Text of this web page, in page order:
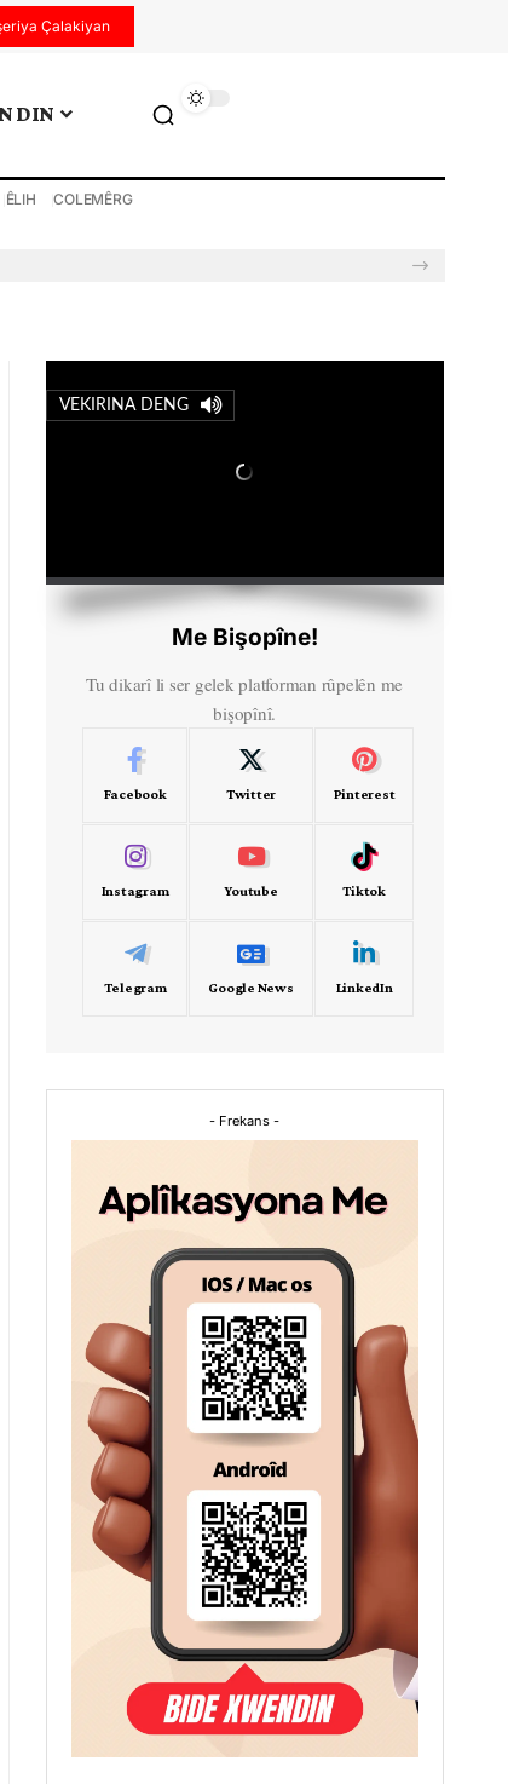
Çalakiyan
DIN
ÊLIH COLEMÊRG
VEKIRINA DENG
Me Bişopîne!
Tu dikarî li ser gelek platforman rûpelên me
bişopînî.
Facebook Twitter Pinterest
Instagram Youtube Tiktok
Telegram Google News LinkedIn
- Frekans -